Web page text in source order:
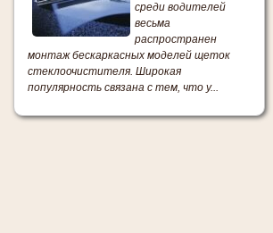
среди водителей
весьма
распространен
монтаж бескаркасных моделей щеток
стеклоочистителя. Широкая
популярность связана с тем, что у...